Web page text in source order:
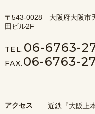
〒543-0028 大阪府大阪市
田ビル2F
TEL. 06-6763-
FAX. 06-6763-
アクセス
近鉄『大阪上